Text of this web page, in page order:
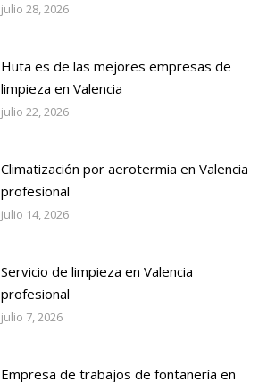
julio 28, 2026
Huta es de las mejores empresas de
limpieza en Valencia
julio 22, 2026
Climatización por aerotermia en Valencia
profesional
julio 14, 2026
Servicio de limpieza en Valencia
profesional
julio 7, 2026
Empresa de trabajos de fontanería en